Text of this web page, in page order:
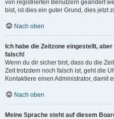
von registrierten Benutzern geändert
bist, ist dies ein guter Grund, dies jetzt
Nach oben
Ich habe die Zeitzone eingestellt,
falsch!
Wenn du dir sicher bist, dass du die
Zeit trotzdem noch falsch ist, geht die
Kontaktiere einen Administrator, damit
Nach oben
Meine Sprache steht auf diesem